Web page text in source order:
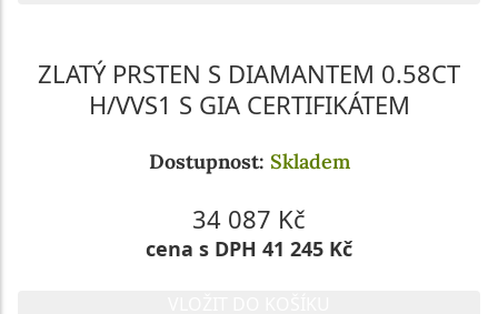
ZLATÝ PRSTEN S DIAMANTEM 0.58CT
H/VVS1 S GIA CERTIFIKÁTEM
Dostupnost: Skladem
34 087 Kč
cena s DPH 41 245 Kč